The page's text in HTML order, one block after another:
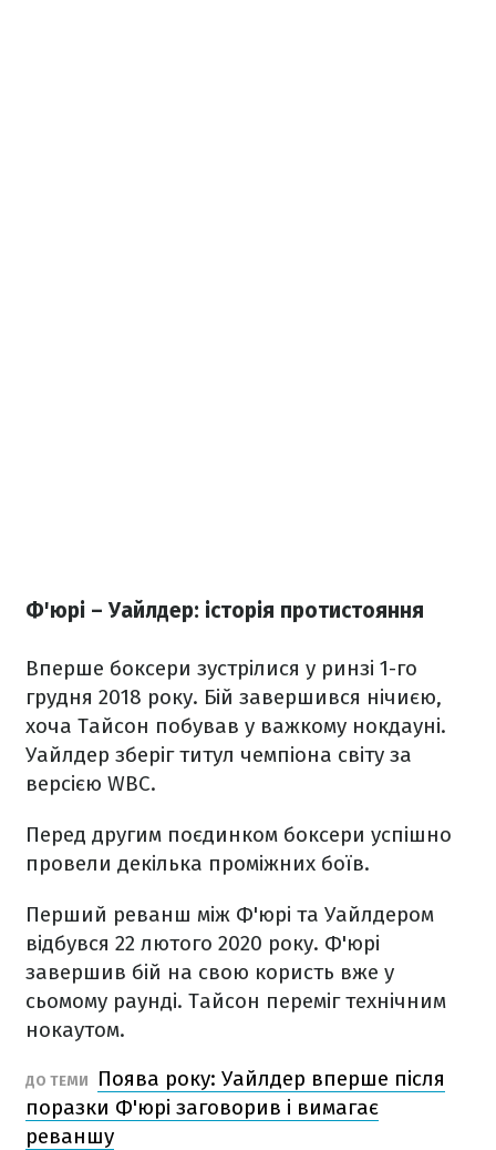
Ф'юрі – Уайлдер: історія протистояння
Вперше боксери зустрілися у ринзі 1-го
грудня 2018 року. Бій завершився нічиєю,
хоча Тайсон побував у важкому нокдауні.
Уайлдер зберіг титул чемпіона світу за
версією WBC.
Перед другим поєдинком боксери успішно
провели декілька проміжних боїв.
Перший реванш між Ф'юрі та Уайлдером
відбувся 22 лютого 2020 року. Ф'юрі
завершив бій на свою користь вже у
сьомому раунді. Тайсон переміг технічним
нокаутом.
ДО ТЕМИ
Поява року: Уайлдер вперше після
поразки Ф'юрі заговорив і вимагає
реваншу